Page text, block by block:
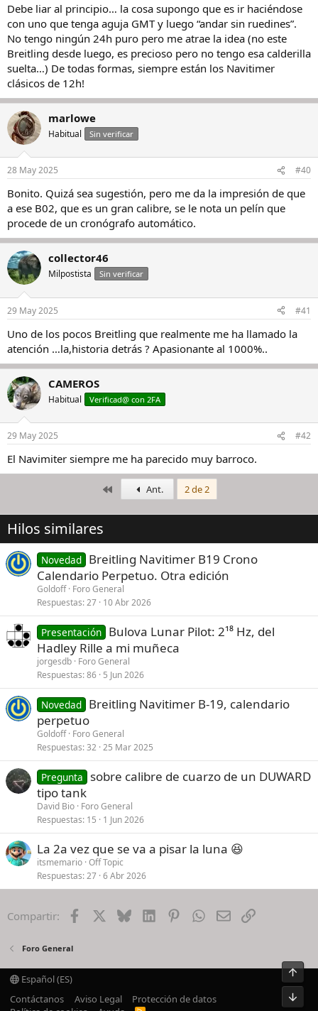
Debe liar al principio… la cosa supongo que es ir haciéndose
con uno que tenga aguja GMT y luego “andar sin ruedines”.
No tengo ningún 24h puro pero me atrae la idea (no este
Breitling desde luego, es precioso pero no tengo esa calderilla
suelta…) De todas formas, siempre están los Navitimer
clásicos de 12h!
marlowe
Habitual Sin verificar
28 May 2025 #40
Bonito. Quizá sea sugestión, pero me da la impresión de que
a ese B02, que es un gran calibre, se le nota un pelín que
procede de un cronógrafo automático.
collector46
Milpostista Sin verificar
29 May 2025 #41
Uno de los pocos Breitling que realmente me ha llamado la
atención …la,historia detrás ? Apasionante al 1000%..
CAMEROS
Habitual Verificad@ con 2FA
29 May 2025 #42
El Navimiter siempre me ha parecido muy barroco.
PrimeroAnt. 2 de 2
Hilos similares
Novedad Breitling Navitimer B19 Crono
Calendario Perpetuo. Otra edición
Goldoff Foro General
Respuestas 27 10 Abr 2026
Presentación Bulova Lunar Pilot: 2¹⁸ Hz, del
Hadley Rille a mi muñeca
jorgesdb Foro General
Respuestas 86 5 Jun 2026
Novedad Breitling Navitimer B-19, calendario
perpetuo
Goldoff Foro General
Respuestas 32 25 Mar 2025
Pregunta
sobre calibre de cuarzo de un DUWARD
tipo tank
David Bio Foro General
Respuestas 15 1 Jun 2026
La 2a vez que se va a pisar la luna 😆
itsmemario Off Topic
Respuestas 27 6 Abr 2026
Compartir: Facebook BlueskyLinkedInPinterestWhatsApp
EmailEnlace
Foro General
Español (ES)
Contáctanos
Aviso Legal
Protección de datos